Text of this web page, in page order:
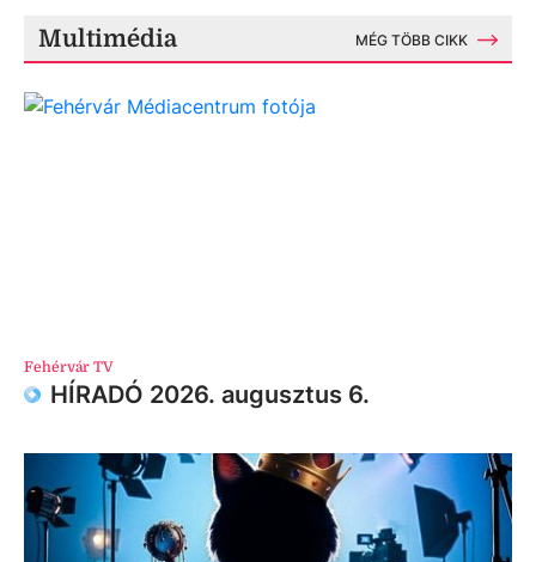
Multimédia MÉG TÖBB CIKK
Fehérvár TV
HÍRADÓ 2026. augusztus 6.